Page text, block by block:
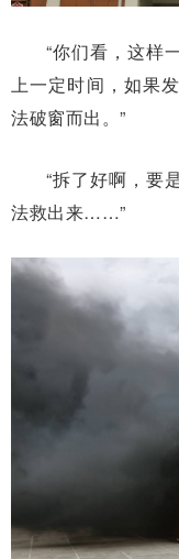
“你们看，这样
上一定时间，如果
法破窗而出。”
“拆了好啊，要
法救出来……”